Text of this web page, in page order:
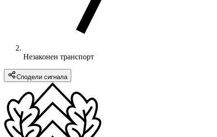
Незаконен транспорт
Сподели сигнала